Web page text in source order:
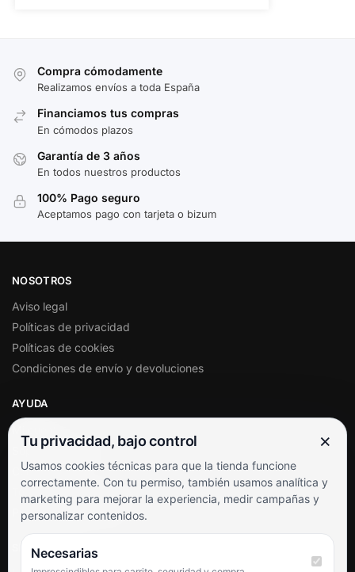
Compra cómodamente
Realizamos envíos a toda España
Financiamos tus compras
En cómodos plazos
Garantía de 3 años
En todos nuestros productos
100% Pago seguro
Aceptamos pago con tarjeta o bizum
NOSOTROS
Aviso legal
Políticas de privacidad
Políticas de cookies
Condiciones de envío y devoluciones
AYUDA
Soporte al cliente
Contacto
Términos y condiciones
Preguntas frecuentes
SÍGUENOS
Tu privacidad, bajo control ×
Usamos cookies técnicas para que la tienda funcione
correctamente. Con tu permiso, también usamos analítica y
marketing para mejorar la experiencia, medir campañas y
personalizar contenidos.
Necesarias